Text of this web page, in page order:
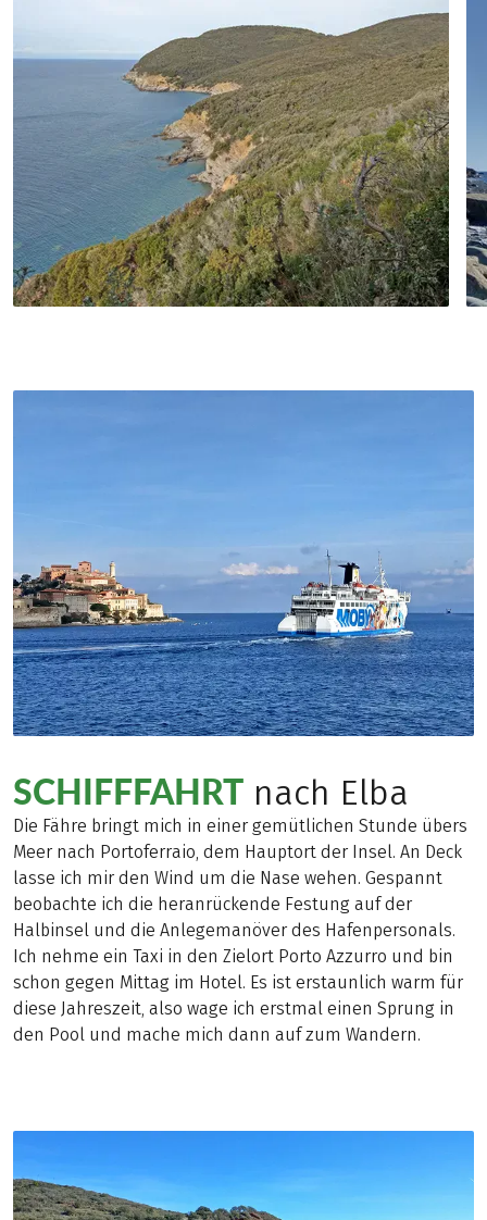
SCHIFFFAHRT nach Elba
Die Fähre bringt mich in einer gemütlichen Stunde übers
Meer nach Portoferraio, dem Hauptort der Insel. An Deck
lasse ich mir den Wind um die Nase wehen. Gespannt
beobachte ich die heranrückende Festung auf der
Halbinsel und die Anlegemanöver des Hafenpersonals.
Ich nehme ein Taxi in den Zielort Porto Azzurro und bin
schon gegen Mittag im Hotel. Es ist erstaunlich warm für
diese Jahreszeit, also wage ich erstmal einen Sprung in
den Pool und mache mich dann auf zum Wandern.